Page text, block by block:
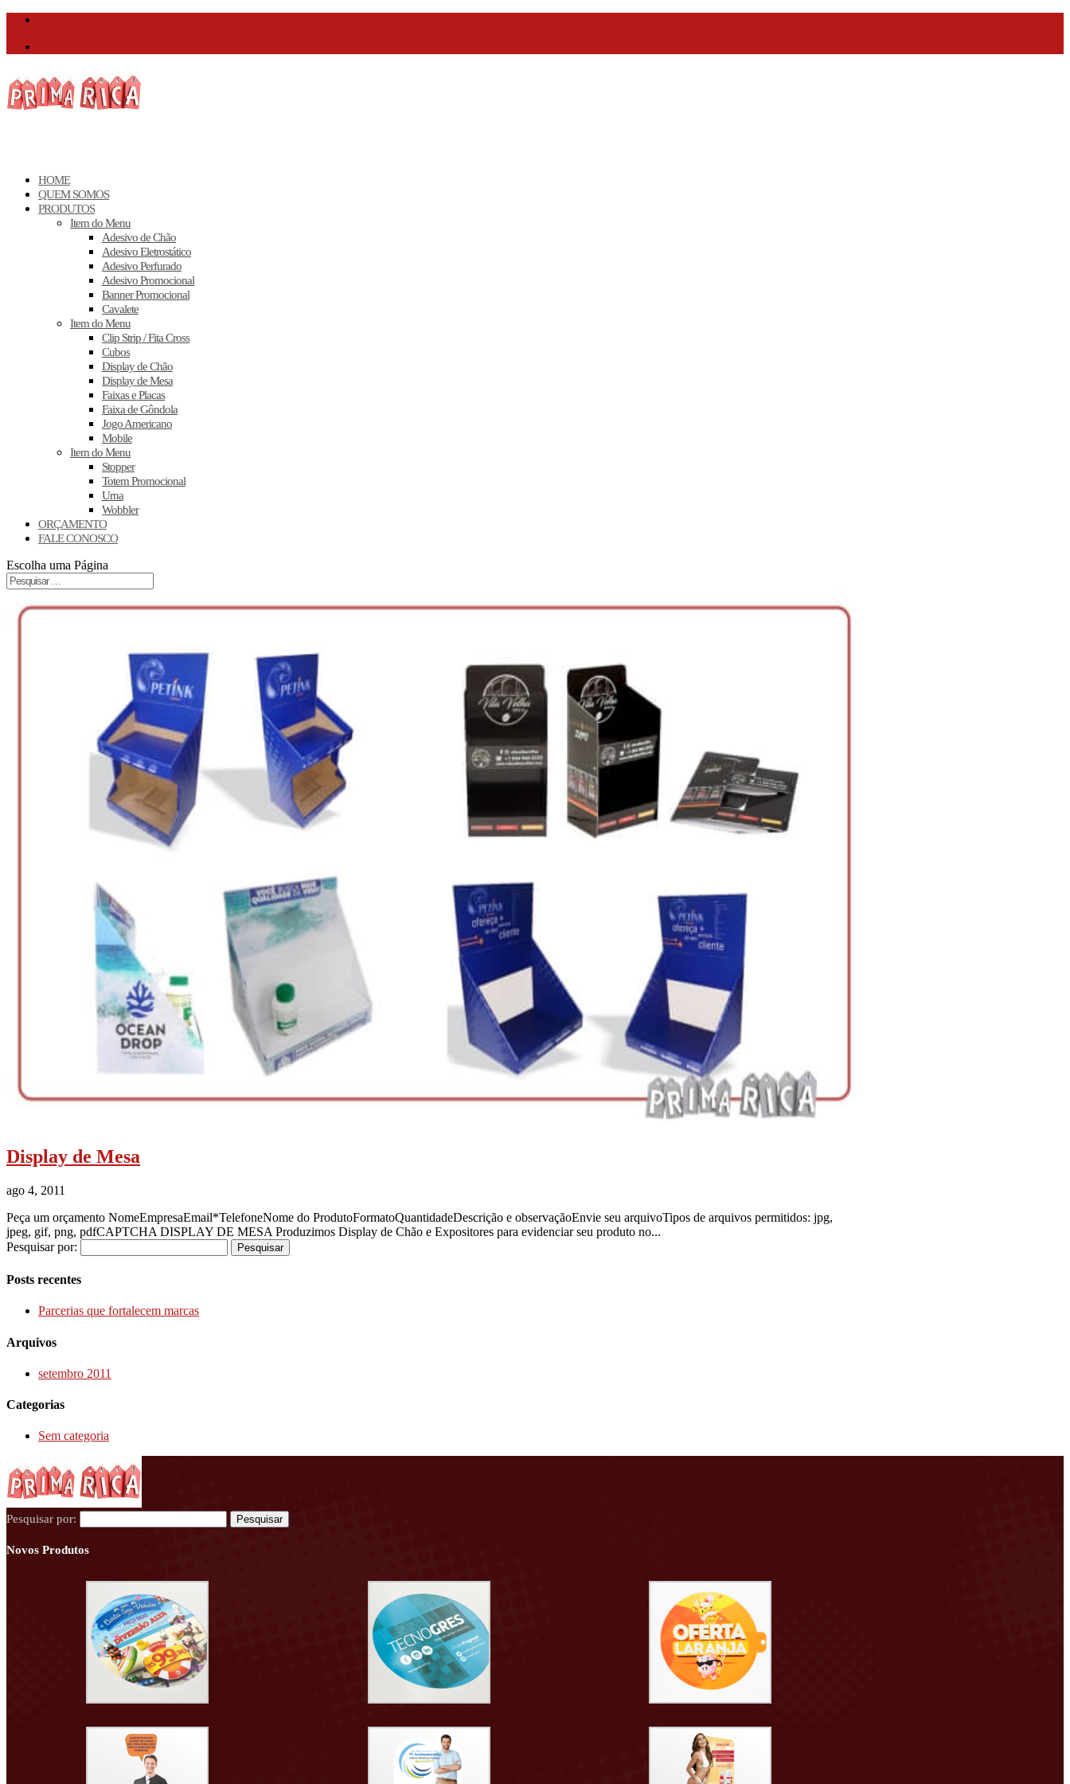
HOME
QUEM SOMOS
PRODUTOS
Item do Menu
Adesivo de Chão
Adesivo Eletrostático
Adesivo Perfurado
Adesivo Promocional
Banner Promocional
Cavalete
Item do Menu
Clip Strip / Fita Cross
Cubos
Display de Chão
Display de Mesa
Faixas e Placas
Faixa de Gôndola
Jogo Americano
Mobile
Item do Menu
Stopper
Totem Promocional
Urna
Wobbler
ORÇAMENTO
FALE CONOSCO
Escolha uma Página
Display de Mesa
ago 4, 2011
Peça um orçamento NomeEmpresaEmail*TelefoneNome do ProdutoFormatoQuantidadeDescrição e observaçãoEnvie seu arquivoTipos de arquivos permitidos: jpg,
jpeg, gif, png, pdfCAPTCHA DISPLAY DE MESA Produzimos Display de Chão e Expositores para evidenciar seu produto no...
Pesquisar por:
Posts recentes
Parcerias que fortalecem marcas
Arquivos
setembro 2011
Categorias
Sem categoria
Pesquisar por:
Novos Produtos